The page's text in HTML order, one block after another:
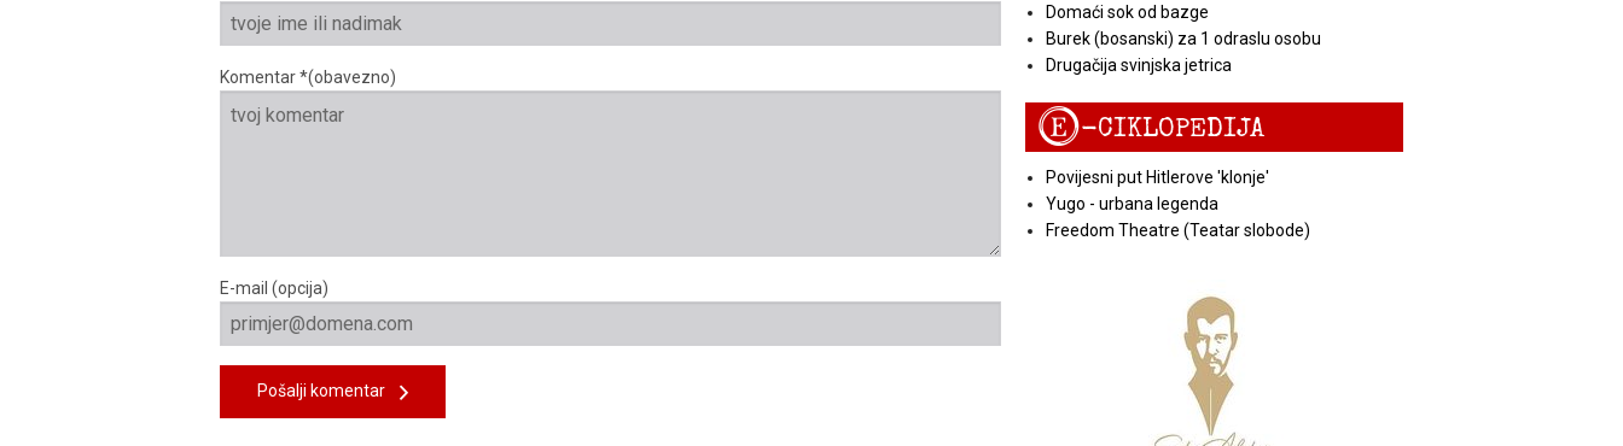
Komentar *(obavezno)
E-mail (opcija)
Pošalji komentar
Domaći sok od bazge
Burek (bosanski) za 1 odraslu osobu
Drugačija svinjska jetrica
E-CIKLOPEDIJA
Povijesni put Hitlerove 'klonje'
Yugo - urbana legenda
Freedom Theatre (Teatar slobode)